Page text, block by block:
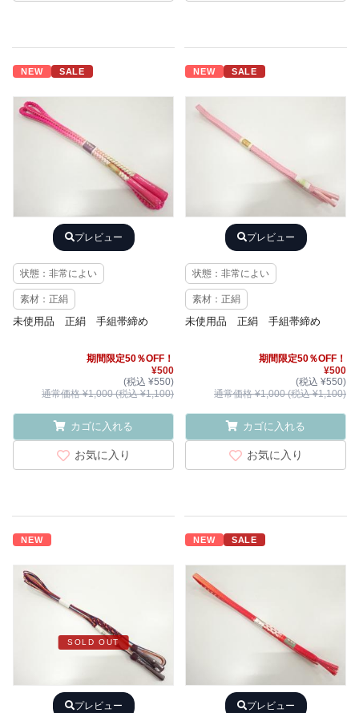
NEW SALE
プレビュー
状態：非常によい
素材：正絹
未使用品 正絹 手組帯締め
期間限定50％OFF！
¥500
(税込 ¥550)
通常価格 ¥1,000 (税込 ¥1,100)
カゴに入れる
お気に入り
NEW SALE
プレビュー
状態：非常によい
素材：正絹
未使用品 正絹 手組帯締め
期間限定50％OFF！
¥500
(税込 ¥550)
通常価格 ¥1,000 (税込 ¥1,100)
カゴに入れる
お気に入り
NEW
SOLD OUT
プレビュー
NEW SALE
プレビュー